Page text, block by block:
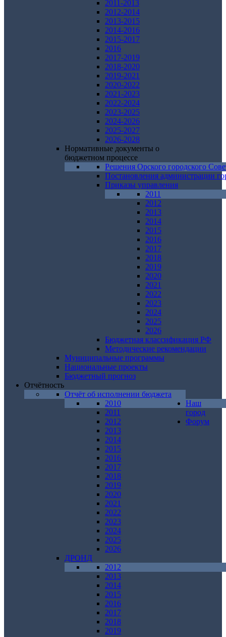
2011-2013
2012-2014
2013-2015
2014-2016
2015-2017
2016
2017-2019
2018-2020
2019-2021
2020-2022
2021-2023
2022-2024
2023-2025
2024-2026
2025-2027
2026-2028
Нормативные документы о
бюджетном процессе
Решения Орского городского
Постановления администрации
Приказы управления
2011
2012
2013
2014
2015
2016
2017
2018
2019
2020
2021
2022
2023
2024
2025
2026
Бюджетная классификация РФ
Методические рекомендации
Муниципальные программы
Национальные проекты
Бюджетный прогноз
Отчётность
Отчёт об исполнении бюджета
2010
2011
2012
2013
2014
2015
2016
2017
2018
2019
2020
2021
2022
2023
2024
2025
2026
ДРОНД
2012
2013
2014
2015
2016
2017
2018
2019
Наш
город
Форум